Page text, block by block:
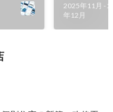
2025年11月 -
年12月